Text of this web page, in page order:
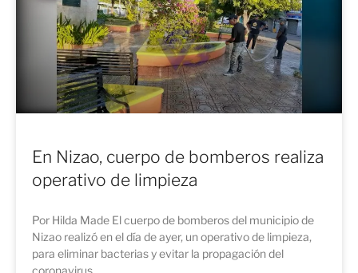
En Nizao, cuerpo de bomberos realiza
operativo de limpieza
Por Hilda Made El cuerpo de bomberos del municipio de
Nizao realizó en el día de ayer, un operativo de limpieza,
para eliminar bacterias y evitar la propagación del
coronavirus.